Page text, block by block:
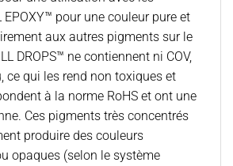
EPOXY™ pour une couleur pure et
aux autres pigments sur le
DROPS™ ne contiennent ni COV,
ce qui les rend non toxiques et
à la norme RoHS et ont une
Ces pigments très concentrés
produire des couleurs
opaques (selon le système